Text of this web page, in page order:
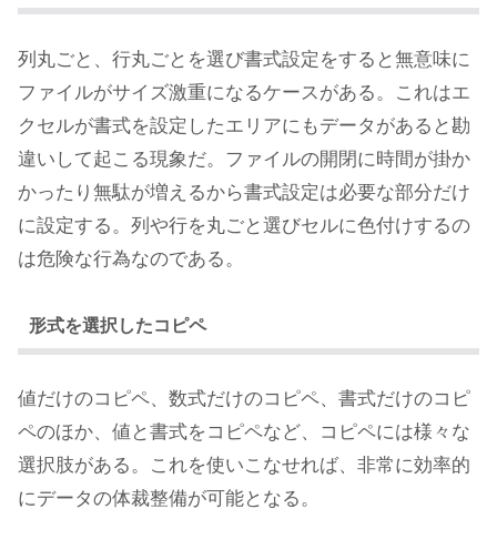
列丸ごと、行丸ごとを選び書式設定をすると無意味に
ファイルがサイズ激重になるケースがある。これはエ
クセルが書式を設定したエリアにもデータがあると勘
違いして起こる現象だ。ファイルの開閉に時間が掛か
かったり無駄が増えるから書式設定は必要な部分だけ
に設定する。列や行を丸ごと選びセルに色付けするの
は危険な行為なのである。
形式を選択したコピペ
値だけのコピペ、数式だけのコピペ、書式だけのコピ
ペのほか、値と書式をコピペなど、コピペには様々な
選択肢がある。これを使いこなせれば、非常に効率的
にデータの体裁整備が可能となる。